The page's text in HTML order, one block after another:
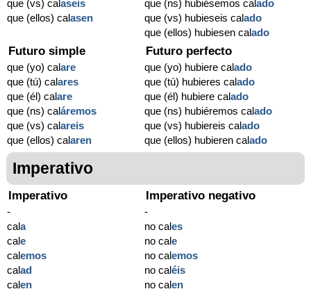
que (vs) calaseis
que (ellos) calasen
que (ns) hubiésemos calado
que (vs) hubieseis calado
que (ellos) hubiesen calado
Futuro simple
que (yo) calare
que (tú) calares
que (él) calare
que (ns) caláremos
que (vs) calareis
que (ellos) calaren
Futuro perfecto
que (yo) hubiere calado
que (tú) hubieres calado
que (él) hubiere calado
que (ns) hubiéremos calado
que (vs) hubiereis calado
que (ellos) hubieren calado
Imperativo
Imperativo
-
cala
cale
calemos
calad
calen
Imperativo negativo
-
no cales
no cale
no calemos
no caléis
no calen